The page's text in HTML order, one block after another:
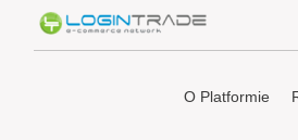
O Platformie